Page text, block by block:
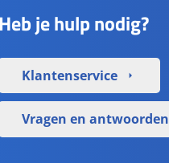
Heb je hulp nodig?
Klantenservice arrow_right
Vragen en antwoorden